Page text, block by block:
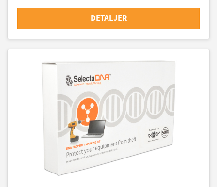
DETALJER